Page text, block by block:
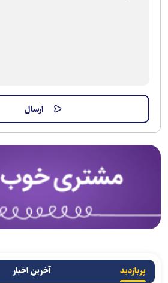
پربازدید آخرین اخبار